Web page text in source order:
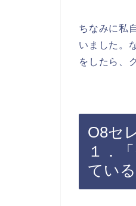
ちなみに私
いました。
をしたら、
O8セ
１．
ている